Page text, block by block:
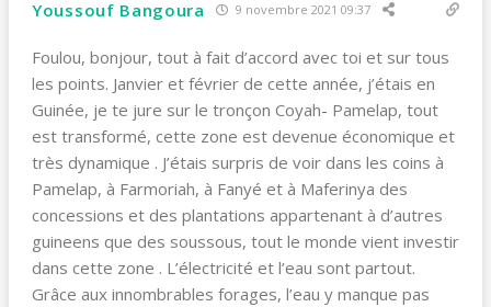
Youssouf Bangoura 9 novembre 2021 09:37
Foulou, bonjour, tout à fait d’accord avec toi et sur tous
les points. Janvier et février de cette année, j’étais en
Guinée, je te jure sur le tronçon Coyah- Pamelap, tout
est transformé, cette zone est devenue économique et
très dynamique . J’étais surpris de voir dans les coins à
Pamelap, à Farmoriah, à Fanyé et à Maferinya des
concessions et des plantations appartenant à d’autres
guineens que des soussous, tout le monde vient investir
dans cette zone . L’électricité et l’eau sont partout.
Grâce aux innombrables forages, l’eau y manque pas